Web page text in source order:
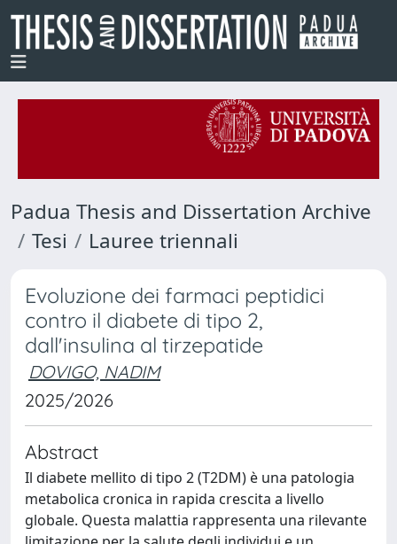
Padua Thesis and Dissertation Archive
Tesi
Lauree triennali
Evoluzione dei farmaci peptidici
contro il diabete di tipo 2,
dall'insulina al tirzepatide
DOVIGO, NADIM
2025/2026
Abstract
Il diabete mellito di tipo 2 (T2DM) è una patologia
metabolica cronica in rapida crescita a livello
globale. Questa malattia rappresenta una rilevante